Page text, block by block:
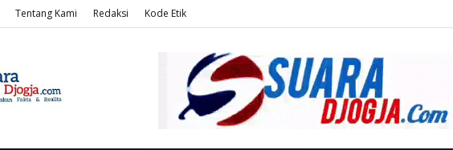
Tentang Kami Redaksi Kode Etik